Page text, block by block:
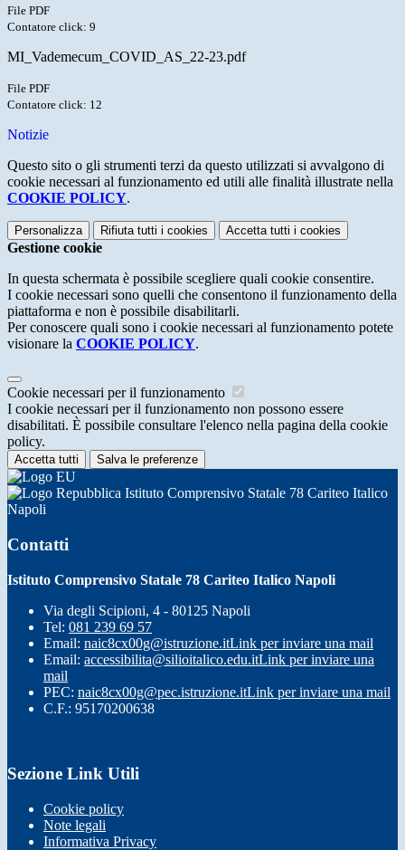
File PDF
Contatore click: 9
MI_Vademecum_COVID_AS_22-23.pdf
File PDF
Contatore click: 12
Notizie
Questo sito o gli strumenti terzi da questo utilizzati si avvalgono di
cookie necessari al funzionamento ed utili alle finalità illustrate nella
COOKIE POLICY.
Personalizza Rifiuta tutti i cookies Accetta tutti i cookies
Gestione cookie
In questa schermata è possibile scegliere quali cookie consentire.
I cookie necessari sono quelli che consentono il funzionamento della
piattaforma e non è possibile disabilitarli.
Per conoscere quali sono i cookie necessari al funzionamento potete
visionare la COOKIE POLICY.
Cookie necessari per il funzionamento
I cookie necessari per il funzionamento non possono essere
disabilitati. È possibile consultare l'elenco nella pagina della cookie
policy.
Accetta tutti Salva le preferenze
Istituto Comprensivo Statale 78 Cariteo Italico
Napoli
Contatti
Istituto Comprensivo Statale 78 Cariteo Italico Napoli
Via degli Scipioni, 4 - 80125 Napoli
Tel: 081 239 69 57
Email: naic8cx00g@istruzione.itLink per inviare una mail
Email: accessibilita@silioitalico.edu.itLink per inviare una
mail
PEC: naic8cx00g@pec.istruzione.itLink per inviare una mail
C.F.: 95170200638
Sezione Link Utili
Cookie policy
Note legali
Informativa Privacy